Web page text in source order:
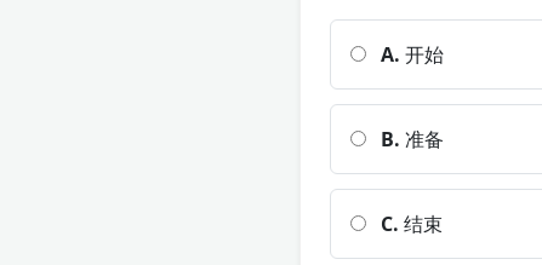
A. 开始
B. 准备
C. 结束